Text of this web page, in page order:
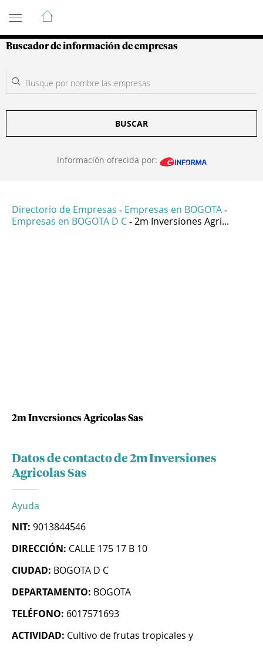
Guía de Empresas Colombianas
Buscador de información de empresas
BUSCAR
Información ofrecida por:
Directorio de Empresas - Empresas en BOGOTA -
Empresas en BOGOTA D C - 2m Inversiones Agri...
2m Inversiones Agricolas Sas
Datos de contacto de 2m Inversiones
Agricolas Sas
Ayuda
NIT: 9013844546
DIRECCIÓN: CALLE 175 17 B 10
CIUDAD: BOGOTA D C
DEPARTAMENTO: BOGOTA
TELÉFONO: 6017571693
ACTIVIDAD: Cultivo de frutas tropicales y